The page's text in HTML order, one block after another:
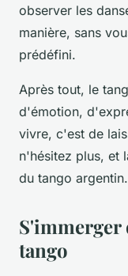
observer les
manière, sans
prédéfini.
Après tout, le
d'émotion,
vivre, c'est de
n'hésitez plus, et
du tango argentin.
S'immerger
tango